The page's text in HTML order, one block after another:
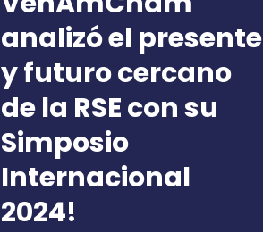
analizó el presente
y futuro cercano
de la RSE con su
Simposio
Internacional
2024!